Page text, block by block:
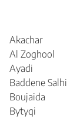
Akachar
Al Zoghool
Ayadi
Baddene Salhi
Boujaida
Bytyqi